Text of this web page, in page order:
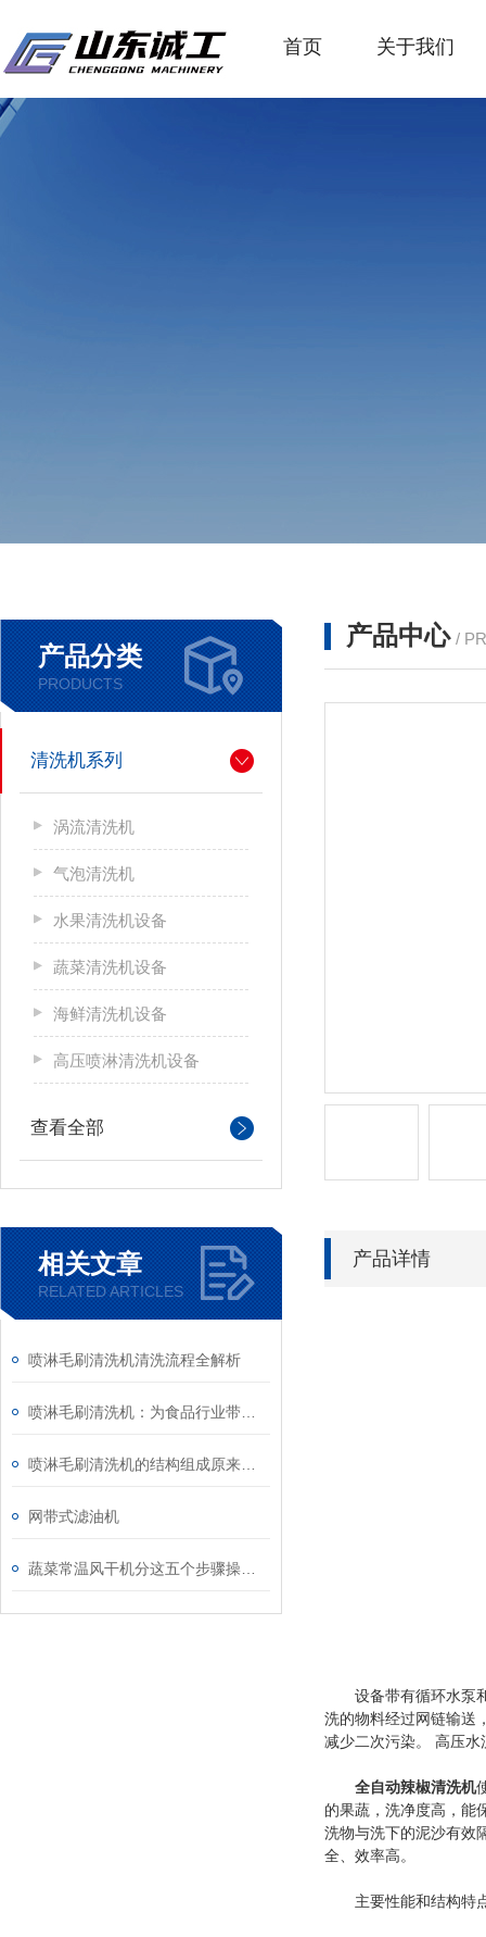
首页 关于我们
产品分类
PRODUCTS
清洗机系列
涡流清洗机
气泡清洗机
水果清洗机设备
蔬菜清洗机设备
海鲜清洗机设备
高压喷淋清洗机设备
查看全部
相关文章
RELATED ARTICLES
喷淋毛刷清洗机清洗流程全解析
网带式滤油机
产品中心 /
产品详情
设备带有循环水泵和
洗的物料经过网链输送
减少二次污染。 高压
全自动辣椒清洗机
的果蔬，洗净度高，能
洗物与洗下的泥沙有效
全、效率高。
主要性能和结构特